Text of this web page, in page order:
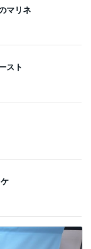
マリネ
スト